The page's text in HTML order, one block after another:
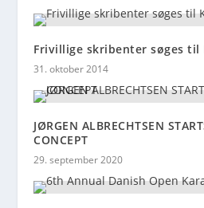
Frivillige skribenter søges til
31. oktober 2014
JØRGEN ALBRECHTSEN
CONCEPT
29. september 2020